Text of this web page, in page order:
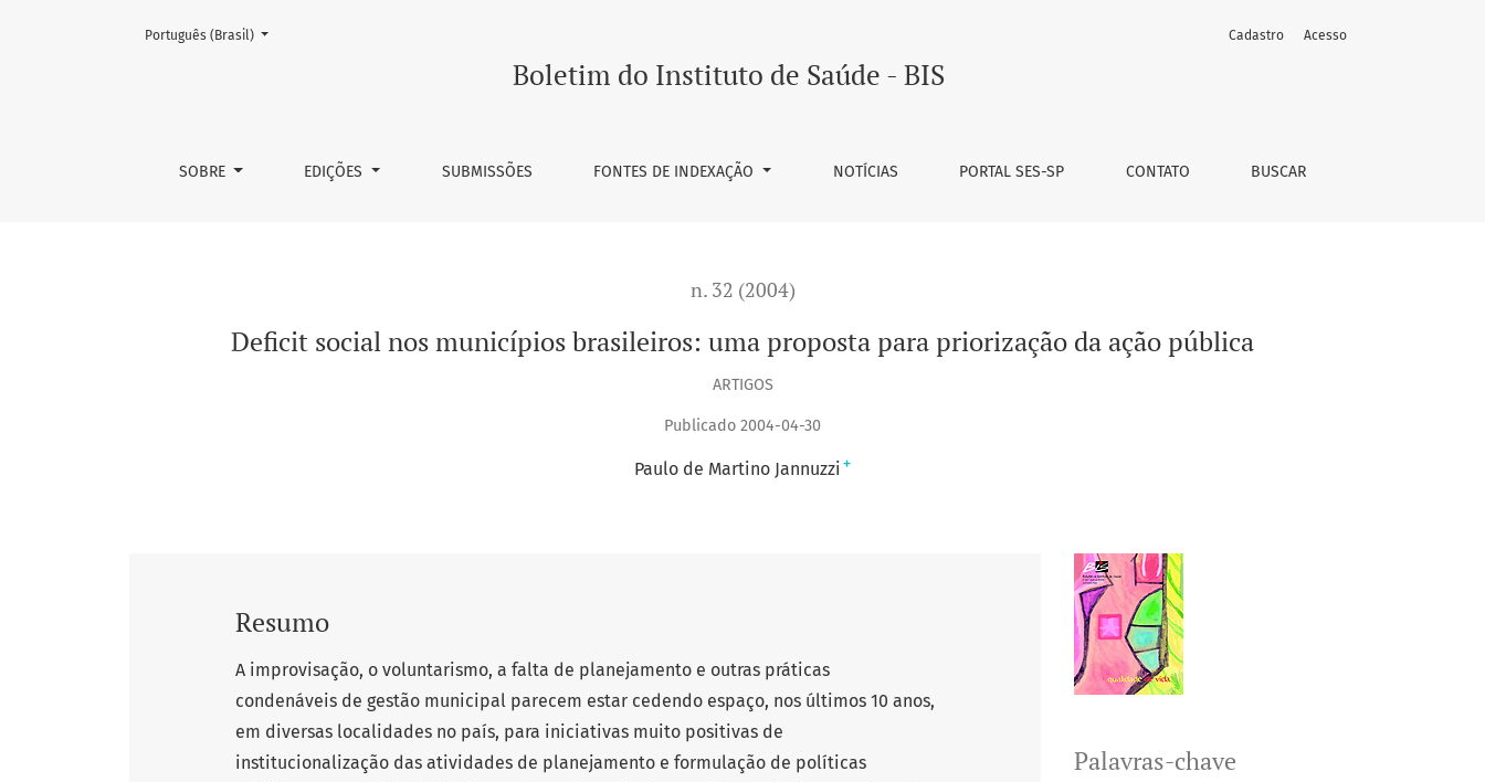
Deficit social nos municípios brasileiros
Boletim do Instituto de Saúde - BIS
SOBRE EDIÇÕES SUBMISSÕES FONTES DE INDEXAÇÃO NOTÍCIAS PORTAL SES-SP CONTATO BUSCAR
Cadastro Acesso
Mudar o idioma. O atual é:
Português (Brasil)
n. 32 (2004)
Deficit social nos municípios brasileiros: uma proposta para priorização da ação pública
ARTIGOS
Publicado 2004-04-30
Paulo de Martino Jannuzzi +
Palavras-chave
Resumo
A improvisação, o voluntarismo, a falta de planejamento e outras práticas
condenáveis de gestão municipal parecem estar cedendo espaço, nos últimos 10 anos,
em diversas localidades no país, para iniciativas muito positivas de
institucionalização das atividades de planejamento e formulação de políticas